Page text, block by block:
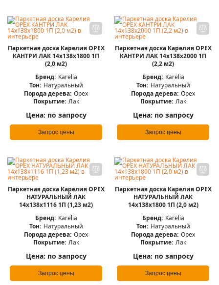
Паркетная доска Карелия ОРЕХ
КАНТРИ ЛАК 14x138x1800 1П
(2,0 м2)
Бренд: Karelia
Тон: Натуральный
Порода дерева: Орех
Покрытие: Лак
Цена: по запросу
Запрос цены
Паркетная доска Карелия ОРЕХ
КАНТРИ ЛАК 14x138x2000 1П
(2,2 м2)
Бренд: Karelia
Тон: Натуральный
Порода дерева: Орех
Покрытие: Лак
Цена: по запросу
Запрос цены
Паркетная доска Карелия ОРЕХ
НАТУРАЛЬНЫЙ ЛАК
14x138x1116 1П (1,23 м2)
Бренд: Karelia
Тон: Натуральный
Порода дерева: Орех
Покрытие: Лак
Цена: по запросу
Запрос цены
Паркетная доска Карелия ОРЕХ
НАТУРАЛЬНЫЙ ЛАК
14x138x1800 1П (2,0 м2)
Бренд: Karelia
Тон: Натуральный
Порода дерева: Орех
Покрытие: Лак
Цена: по запросу
Запрос цены